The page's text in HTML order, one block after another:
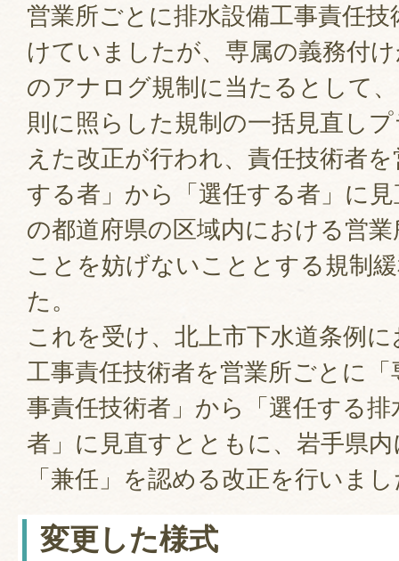
営業所ごとに排水設備工事責任
けていましたが、専属の義務付
のアナログ規制に当たるとして
則に照らした規制の一括見直し
えた改正が行われ、責任技術者
する者」から「選任する者」に
の都道府県の区域内における営
ことを妨げないこととする規制
た。
これを受け、北上市下水道条例
工事責任技術者を営業所ごとに
事責任技術者」から「選任する
者」に見直すとともに、岩手県
「兼任」を認める改正を行いま
変更した様式